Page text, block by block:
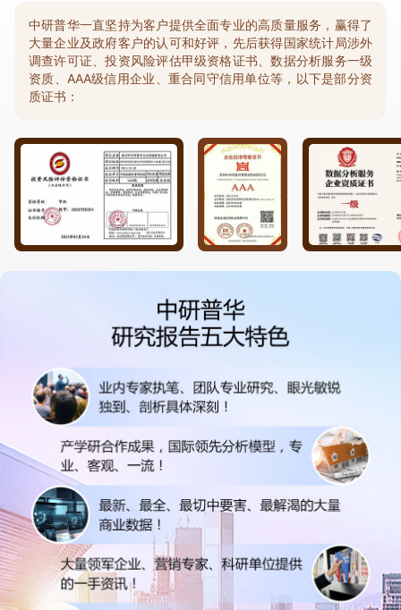
中研普华一直坚持为客户提供全面专业的高质量服务，赢得了
大量企业及政府客户的认可和好评，先后获得国家统计局涉外
调查许可证、投资风险评估甲级资格证书、数据分析服务一级
资质、AAA级信用企业、重合同守信用单位等，以下是部分资
质证书：